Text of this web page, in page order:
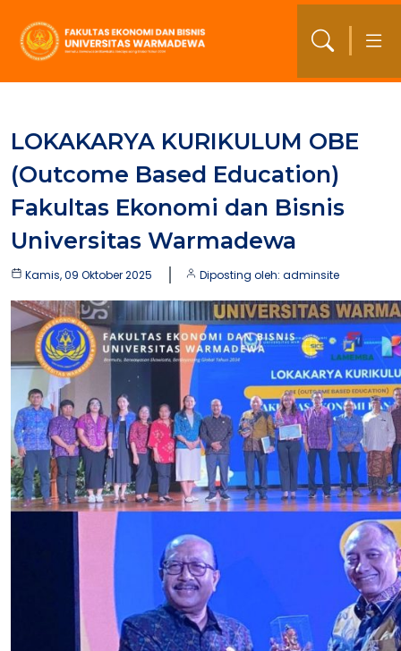
LOKAKARYA KURIKULUM OBE
(Outcome Based Education)
Fakultas Ekonomi dan Bisnis
Universitas Warmadewa
Kamis, 09 Oktober 2025 Diposting oleh: adminsite